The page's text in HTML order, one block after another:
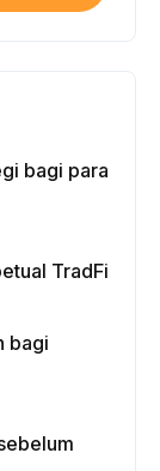
bagi para
TradFi
bagi